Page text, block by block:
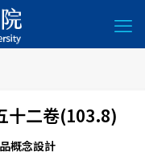
十二卷(103.8)
概念設計